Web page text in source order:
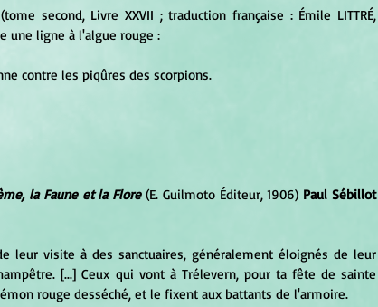
second, Livre XXVII ; traduction française : Émile LITTRÉ,
une ligne à l'algue rouge :
contre les piqûres des scorpions.
la Faune et la Flore (E. Guilmoto Éditeur, 1906)
Paul Sébillot
[...] Ceux qui vont à Trélevern, pour ta fête de sainte
rouge desséché, et le fixent aux battants de l'armoire.